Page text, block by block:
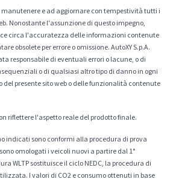
manutenere e ad aggiornare con tempestività tutti i
Nonostante l'assunzione di questo impegno,
circa l'accuratezza delle informazioni contenute
obsolete per errore o omissione. AutoXY S.p.A.
responsabile di eventuali errori o lacune, o di
o di qualsiasi altro tipo di danno in ogni
presente sito web o delle funzionalità contenute
riflettere l'aspetto reale del prodotto finale.
indicati sono conformi alla procedura di prova
omologati i veicoli nuovi a partire dal 1°
WLTP sostituisce il ciclo NEDC, la procedura di
I valori di CO2 e consumo ottenuti in base